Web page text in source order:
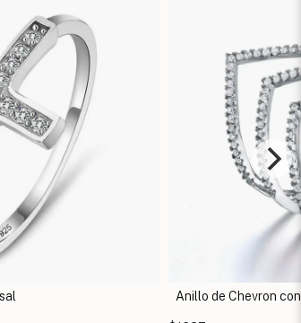
Anillo de Chevron con Zirconias